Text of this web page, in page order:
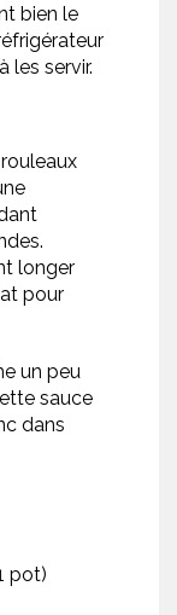
bien le
les servir.
longer
pour
un peu
sauce
dans
pot)